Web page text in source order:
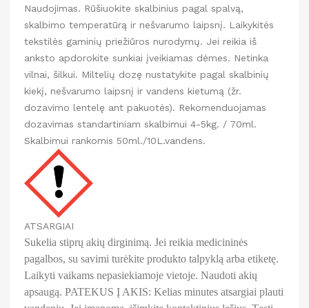
Naudojimas. Rūšiuokite skalbinius pagal spalvą,
skalbimo temperatūrą ir nešvarumo laipsnį. Laikykitės
tekstilės gaminių priežiūros nurodymų. Jei reikia iš
anksto apdorokite sunkiai įveikiamas dėmes. Netinka
vilnai, šilkui. Miltelių dozę nustatykite pagal skalbinių
kiekį, nešvarumo laipsnį ir vandens kietumą (žr.
dozavimo lentelę ant pakuotės). Rekomenduojamas
dozavimas standartiniam skalbimui 4-5kg. / 70ml.
Skalbimui rankomis 50ml./10L.vandens.
ATSARGIAI
Sukelia stiprų akių dirginimą. Jei reikia medicininės
pagalbos, su savimi turėkite produkto talpyklą arba etiketę.
Laikyti vaikams nepasiekiamoje vietoje. Naudoti akių
apsaugą. PATEKUS Į AKIS: Kelias minutes atsargiai plauti